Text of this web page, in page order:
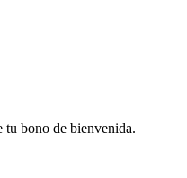
tu bono de bienvenida.